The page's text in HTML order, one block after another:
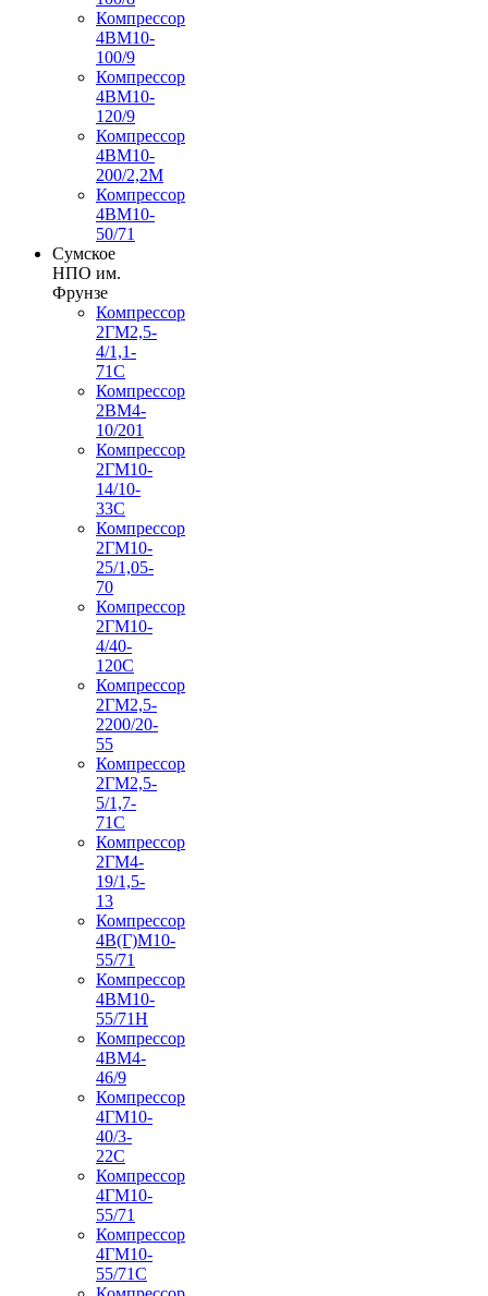
Компрессор
4ВМ10-
100/9
Компрессор
4ВМ10-
120/9
Компрессор
4ВМ10-
200/2,2М
Компрессор
4ВМ10-
50/71
Сумское
НПО им.
Фрунзе
Компрессор
2ГМ2,5-
4/1,1-
71С
Компрессор
2ВМ4-
10/201
Компрессор
2ГМ10-
14/10-
33С
Компрессор
2ГМ10-
25/1,05-
70
Компрессор
2ГМ10-
4/40-
120С
Компрессор
2ГМ2,5-
2200/20-
55
Компрессор
2ГМ2,5-
5/1,7-
71С
Компрессор
2ГМ4-
19/1,5-
13
Компрессор
4В(Г)М10-
55/71
Компрессор
4ВМ10-
55/71Н
Компрессор
4ВМ4-
46/9
Компрессор
4ГМ10-
40/3-
22С
Компрессор
4ГМ10-
55/71
Компрессор
4ГМ10-
55/71С